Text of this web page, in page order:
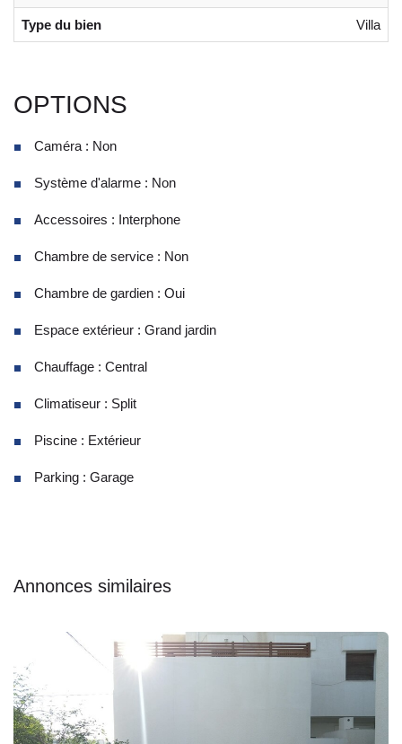
Type du bien Villa
OPTIONS
Caméra : Non
Système d'alarme : Non
Accessoires : Interphone
Chambre de service : Non
Chambre de gardien : Oui
Espace extérieur : Grand jardin
Chauffage : Central
Climatiseur : Split
Piscine : Extérieur
Parking : Garage
Annonces similaires